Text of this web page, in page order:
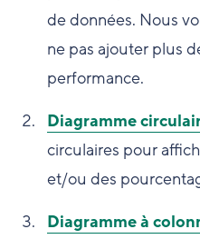
de données. Nous
ne pas ajouter plus
performance.
Diagramme
circulaires pour
et/ou des
Diagramme à